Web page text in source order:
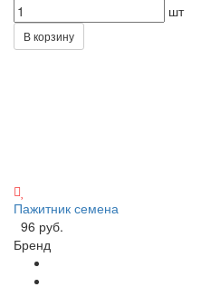
шт
В корзину
Пажитник семена
96 руб.
Бренд